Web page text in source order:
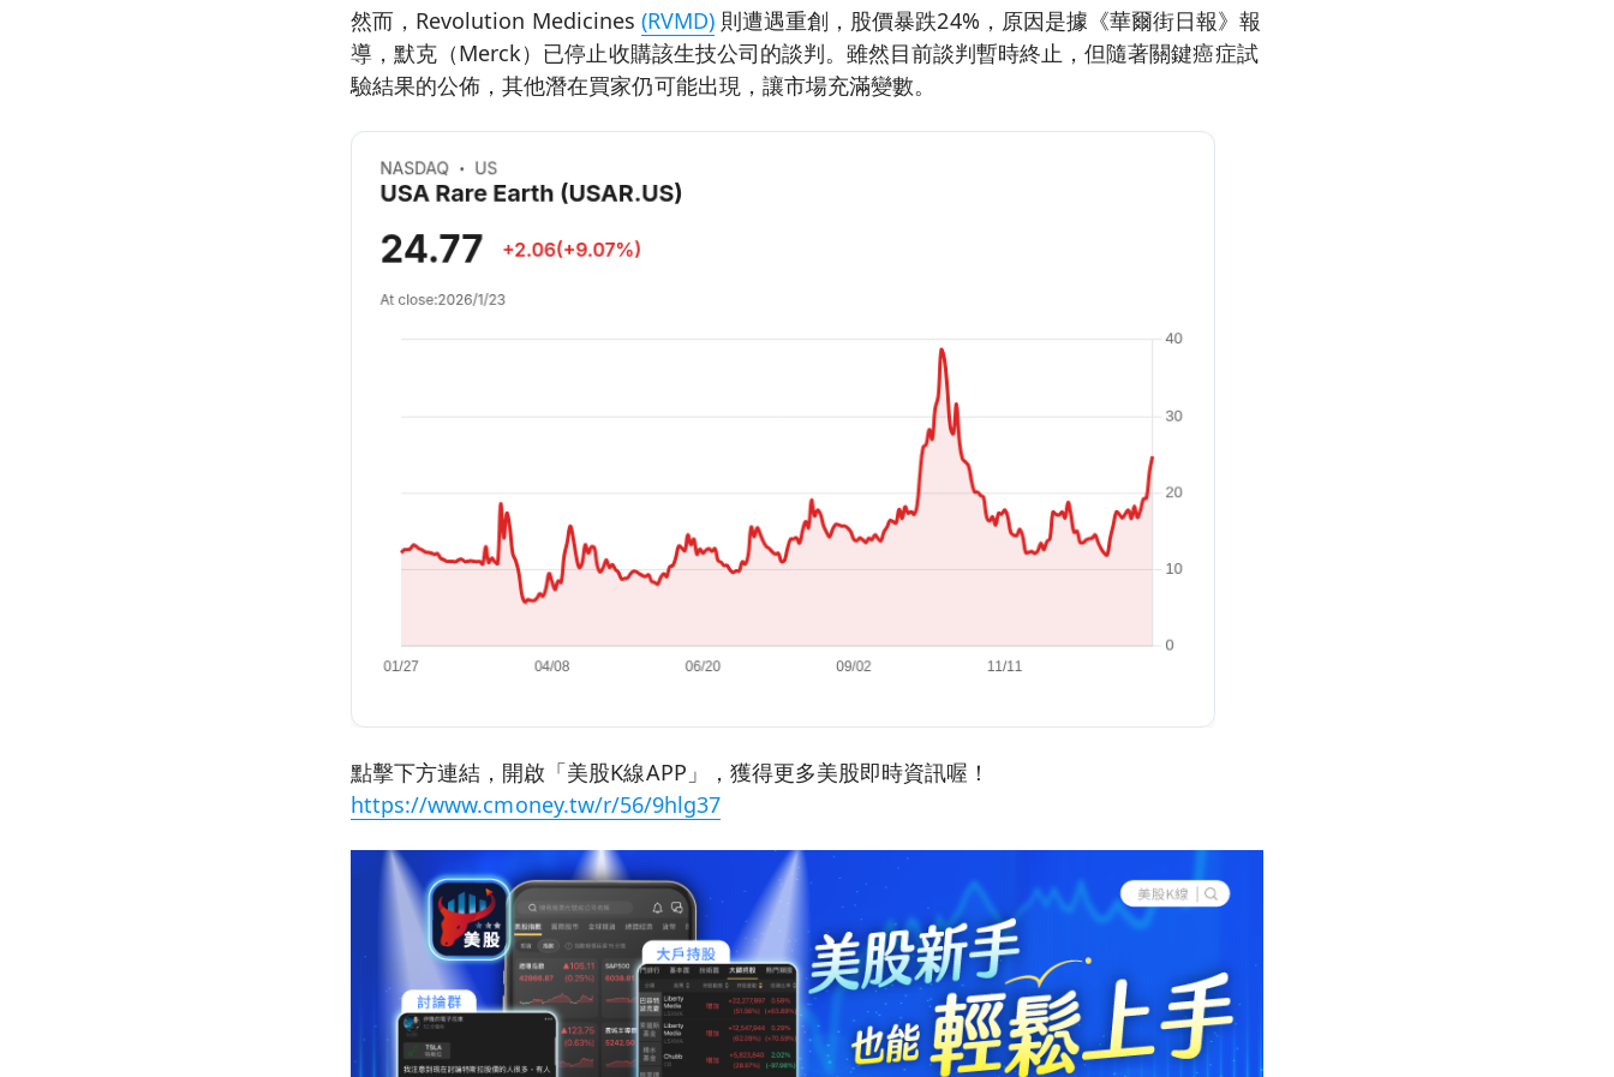
然而，Revolution Medicines (RVMD) 則遭遇重創，股價暴跌24%，原因是據《華爾街日報》報
導，默克（Merck）已停止收購該生技公司的談判。雖然目前談判暫時終止，但隨著關鍵癌症試
驗結果的公佈，其他潛在買家仍可能出現，讓市場充滿變數。
點擊下方連結，開啟「美股K線APP」，獲得更多美股即時資訊喔！
https://www.cmoney.tw/r/56/9hlg37